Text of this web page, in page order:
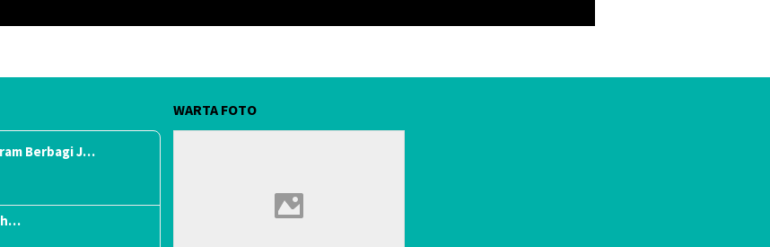
Berbagi J…
WARTA FOTO